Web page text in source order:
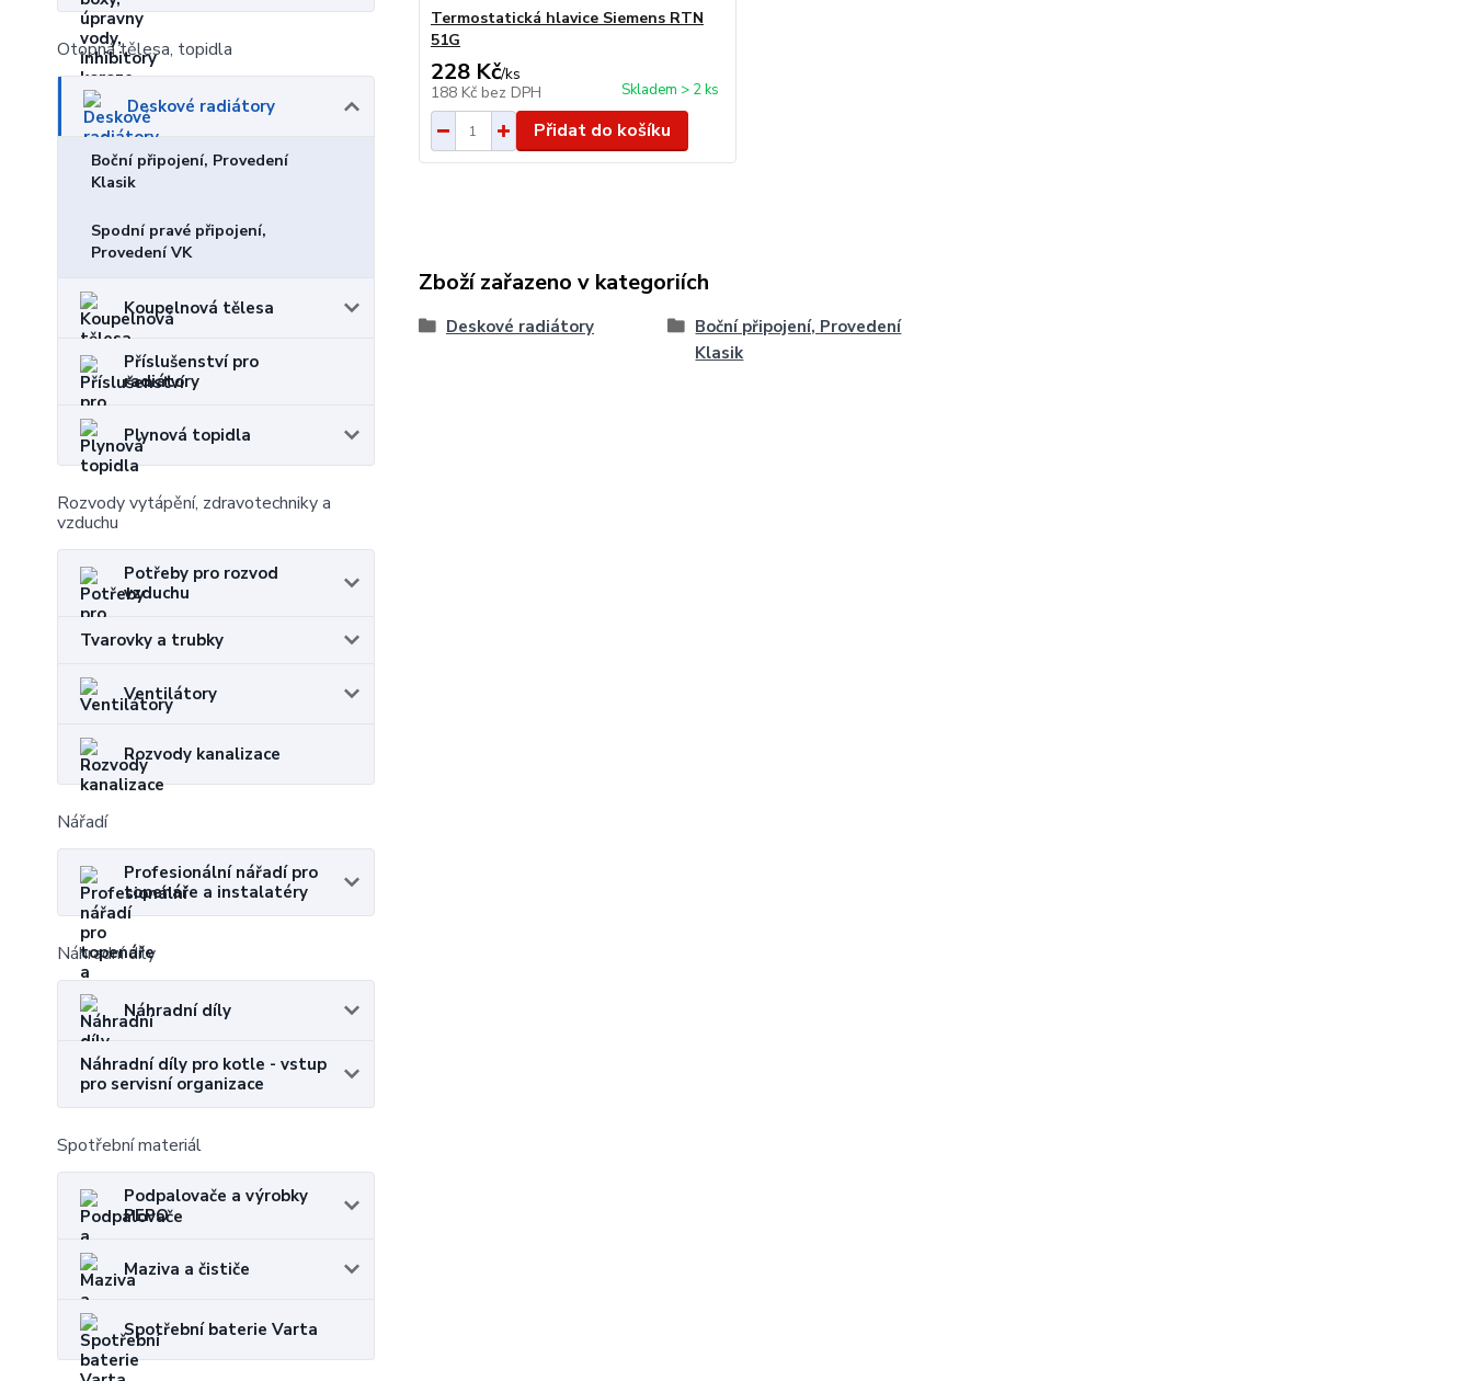
Otopná tělesa, topidla
Deskové radiátory
Boční připojení, Provedení
Klasik
Spodní pravé připojení,
Provedení VK
Koupelnová tělesa
Příslušenství pro
radiátory
Plynová topidla
Rozvody vytápění, zdravotechniky a
vzduchu
Potřeby pro rozvod
vzduchu
Tvarovky a trubky
Ventilátory
Rozvody kanalizace
Nářadí
Profesionální nářadí pro
topenáře a instalatéry
Náhradní díly
Náhradní díly
Náhradní díly pro kotle - vstup
pro servisní organizace
Spotřební materiál
Podpalovače a výrobky
PEPO
Maziva a čističe
Spotřební baterie Varta
Termostatická hlavice Siemens RTN
51G
228 Kč/ks
188 Kč bez DPH Skladem > 2 ks
Přidat do košíku
Zboží zařazeno v kategoriích
Deskové radiátory
Boční připojení, Provedení
Klasik